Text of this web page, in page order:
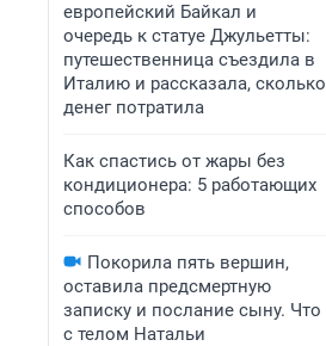
европейский Байкал и
очередь к статуе Джульетты:
путешественница съездила в
Италию и рассказала, сколько
денег потратила
Как спастись от жары без
кондиционера: 5 работающих
способов
Покорила пять вершин,
оставила предсмертную
записку и послание сыну. Что
с телом Натальи